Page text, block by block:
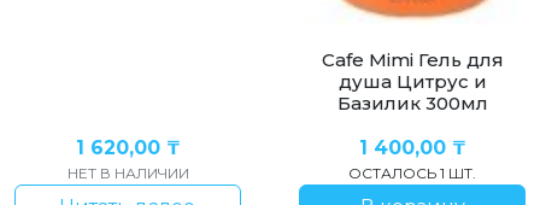
1 620,00 ₸
НЕТ В НАЛИЧИИ
Cafe Mimi Гель для
душа Цитрус и
Базилик 300мл
1 400,00 ₸
ОСТАЛОСЬ 1 ШТ.